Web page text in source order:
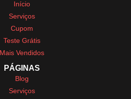
Início
Serviços
Cupom
Teste Grátis
Mais Vendidos
PÁGINAS
Blog
Serviços